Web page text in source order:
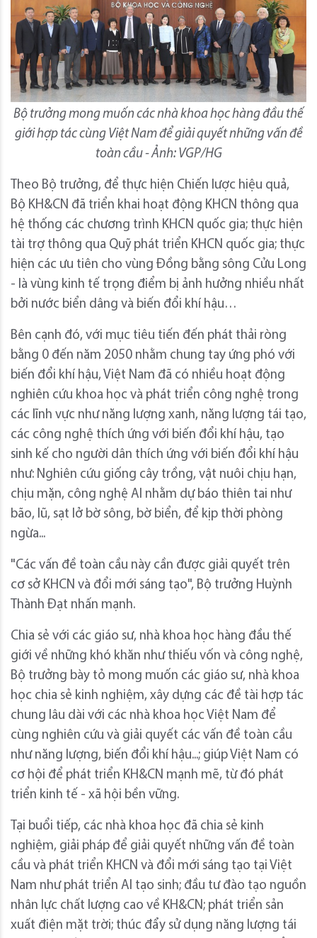
Bộ trưởng mong muốn các nhà khoa học hàng đầu thế
giới hợp tác cùng Việt Nam để giải quyết những vấn đề
toàn cầu - Ảnh: VGP/HG
Theo Bộ trưởng, để thực hiện Chiến lược hiệu quả,
Bộ KH&CN đã triển khai hoạt động KHCN thông qua
hệ thống các chương trình KHCN quốc gia; thực hiện
tài trợ thông qua Quỹ phát triển KHCN quốc gia; thực
hiện các ưu tiên cho vùng Đồng bằng sông Cửu Long
- là vùng kinh tế trọng điểm bị ảnh hưởng nhiều nhất
bởi nước biển dâng và biến đổi khí hậu…
Bên cạnh đó, với mục tiêu tiến đến phát thải ròng
bằng 0 đến năm 2050 nhằm chung tay ứng phó với
biến đổi khí hậu, Việt Nam đã có nhiều hoạt động
nghiên cứu khoa học và phát triển công nghệ trong
các lĩnh vực như năng lượng xanh, năng lượng tái tạo,
các công nghệ thích ứng với biến đổi khí hậu, tạo
sinh kế cho người dân thích ứng với biến đổi khí hậu
như: Nghiên cứu giống cây trồng, vật nuôi chịu hạn,
chịu mặn, công nghệ AI nhằm dự báo thiên tai như
bão, lũ, sạt lở bờ sông, bờ biển, để kịp thời phòng
ngừa...
"Các vấn đề toàn cầu này cần được giải quyết trên
cơ sở KHCN và đổi mới sáng tạo", Bộ trưởng Huỳnh
Thành Đạt nhấn mạnh.
Chia sẻ với các giáo sư, nhà khoa học hàng đầu thế
giới về những khó khăn như thiếu vốn và công nghệ,
Bộ trưởng bày tỏ mong muốn các giáo sư, nhà khoa
học chia sẻ kinh nghiệm, xây dựng các đề tài hợp tác
chung lâu dài với các nhà khoa học Việt Nam để
cùng nghiên cứu và giải quyết các vấn đề toàn cầu
như năng lượng, biến đổi khí hậu...; giúp Việt Nam có
cơ hội để phát triển KH&CN mạnh mẽ, từ đó phát
triển kinh tế - xã hội bền vững.
Tại buổi tiếp, các nhà khoa học đã chia sẻ kinh
nghiệm, giải pháp để giải quyết những vấn đề toàn
cầu và phát triển KHCN và đổi mới sáng tạo tại Việt
Nam như phát triển AI tạo sinh; đầu tư đào tạo nguồn
nhân lực chất lượng cao về KH&CN; phát triển sản
xuất điện mặt trời; thúc đẩy sử dụng năng lượng tái